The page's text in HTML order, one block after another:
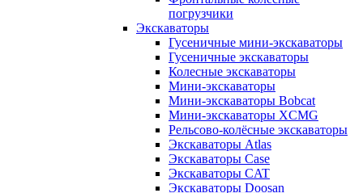
погрузчики
Экскаваторы
Гусеничные мини-экскаваторы
Гусеничные экскаваторы
Колесные экскаваторы
Мини-экскаваторы
Мини-экскаваторы Bobcat
Мини-экскаваторы XCMG
Рельсово-колёсные экскаваторы
Экскаваторы Atlas
Экскаваторы Case
Экскаваторы CAT
Экскаваторы Doosan